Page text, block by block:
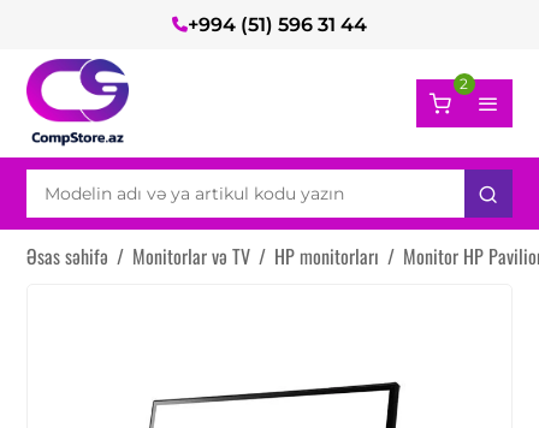
+994 (51) 596 31 44
2
Əsas səhifə / Monitorlar və TV / HP monitorları / Monitor HP